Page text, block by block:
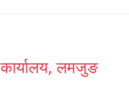
लमजुङ